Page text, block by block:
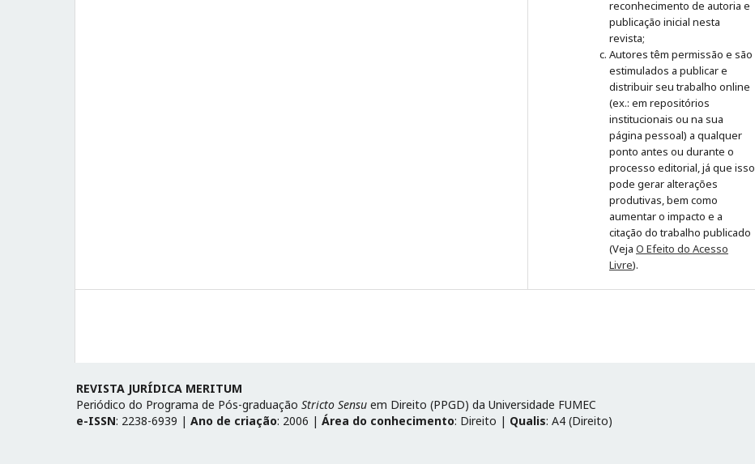
reconhecimento de autoria e
publicação inicial nesta
revista;
Autores têm permissão e são
estimulados a publicar e
distribuir seu trabalho online
(ex.: em repositórios
institucionais ou na sua
página pessoal) a qualquer
ponto antes ou durante o
processo editorial, já que isso
pode gerar alterações
produtivas, bem como
aumentar o impacto e a
citação do trabalho publicado
(Veja O Efeito do Acesso
Livre).
REVISTA JURÍDICA MERITUM
Periódico do Programa de Pós-graduação Stricto Sensu em Direito (PPGD) da Universidade FUMEC
e-ISSN: 2238-6939 | Ano de criação: 2006 | Área do conhecimento: Direito | Qualis: A4 (Direito)